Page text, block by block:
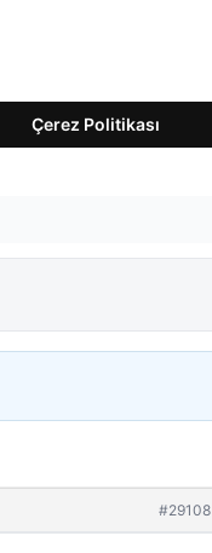
Çerez Politikası
#29108